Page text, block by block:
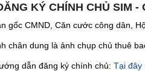
KÝ CHÍNH CHỦ SIM -
gốc CMND, Căn cước công dân,
chân dung là ảnh chụp chủ thuê
dẫn đăng ký chính chủ: Tại đây